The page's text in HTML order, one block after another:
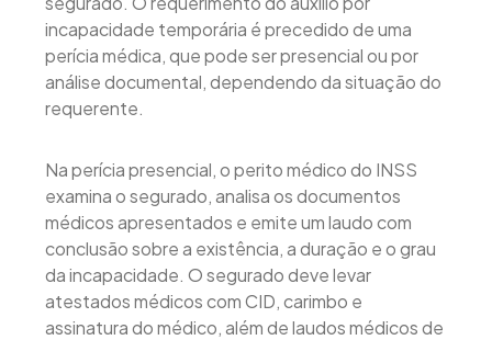
incapacidade temporária é precedido de uma
perícia médica, que pode ser presencial ou por
análise documental, dependendo da situação do
requerente.
Na perícia presencial, o perito médico do INSS
examina o segurado, analisa os documentos
médicos apresentados e emite um laudo com
conclusão sobre a existência, a duração e o grau
da incapacidade. O segurado deve levar
atestados médicos com CID, carimbo e
assinatura do médico, além de laudos médicos de